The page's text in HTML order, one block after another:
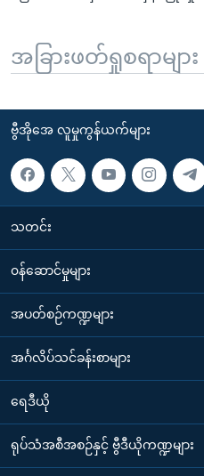
အခြားဖတ်ရှုစရာများ
ဗွီအိုအေ လူမှုကွန်ယက်များ
သတင်း
၀န်ဆောင်မှုများ
အပတ်စဉ်ကဏ္ဍများ
အင်္ဂလိပ်သင်ခန်းစာများ
ရေဒီယို
ရုပ်သံအစီအစဉ်နှင့် ဗွီဒီယိုကဏ္ဍများ